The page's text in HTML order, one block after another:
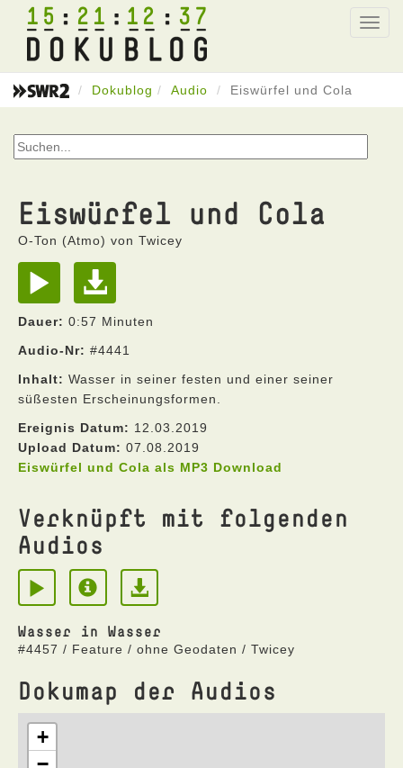
15 21 12 37
Dokublog Audio Eiswürfel und Cola
Eiswürfel und Cola
O-Ton (Atmo) von Twicey
Dauer: 0:57 Minuten
Audio-Nr: #4441
Inhalt: Wasser in seiner festen und einer seiner
süßesten Erscheinungsformen.
Ereignis Datum: 12.03.2019
Upload Datum: 07.08.2019
Eiswürfel und Cola als MP3 Download
Verknüpft mit folgenden
Audios
Wasser in Wasser
#4457 / Feature / ohne Geodaten / Twicey
Dokumap der Audios